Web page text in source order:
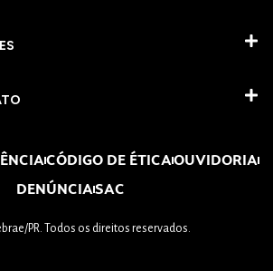
CÓDIGO DE ÉTICAOUVIDORIA
DENÚNCIASAC
PR. Todos os direitos reservados.